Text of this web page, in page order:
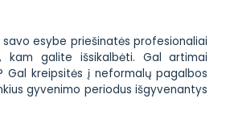
esybe priešinatės profesionaliai
kam galite išsikalbėti. Gal artimai
Gal kreipsitės į neformalų pagalbos
gyvenimo periodus išgyvenantys